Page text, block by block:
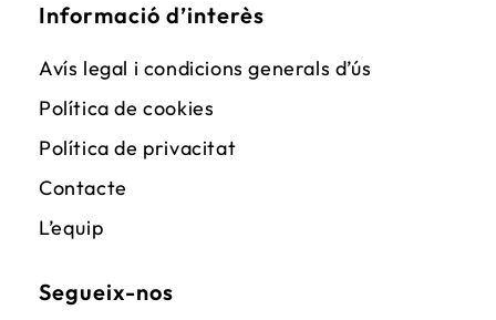
Informació d’interès
Avís legal i condicions generals d’ús
Política de cookies
Política de privacitat
Contacte
L’equip
Segueix-nos